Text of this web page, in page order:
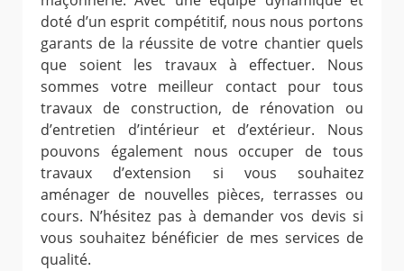
doté d’un esprit compétitif, nous nous portons
garants de la réussite de votre chantier quels
que soient les travaux à effectuer. Nous
sommes votre meilleur contact pour tous
travaux de construction, de rénovation ou
d’entretien d’intérieur et d’extérieur. Nous
pouvons également nous occuper de tous
travaux d’extension si vous souhaitez
aménager de nouvelles pièces, terrasses ou
cours. N’hésitez pas à demander vos devis si
vous souhaitez bénéficier de mes services de
qualité.